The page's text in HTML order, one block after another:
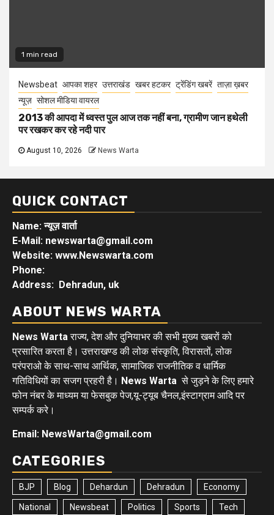
1 min read
Newsbeat आपका शहर उत्तराखंड खबर हटकर ट्रेंडिंग खबरें ताज़ा ख़बर
न्यूज़ सोशल मीडिया वायरल
2013 की आपदा में ध्वस्त पुल आज तक नहीं बना, ग्रामीण जान हथेली
पर रखकर कर रहे नदी पार
August 10, 2026 News Warta
QUICK CONTACT
Name: न्यूज़ वार्ता
E-Mail: newswarta@gmail.com
Website: www.Newswarta.com
Phone:
Address: Dehradun, uk
ABOUT NEWS WARTA
News Warta राज्य, देश और दुनियाभर की सभी मुख्य खबरों को
प्रसारित करता है। उत्तराखण्ड की लोक संस्कृति, विरासतों, लोक
परंपराओ के साथ-साथ आर्थिक, सामाजिक राजनीतिक व धार्मिक
गतिविधियों का सजग प्रहरी है। News Warta से जुड़ने के लिए हमारे
फोन नंबर के माध्यम या फेसबुक पेज,यू-ट्यूब चैनल,इंस्टाग्राम आदि पर
सम्पर्क करे।
Email: NewsWarta@gmail.com
CATEGORIES
BJP Blog Dehardun Dehradun Economy
National Newsbeat Politics Sports Tech